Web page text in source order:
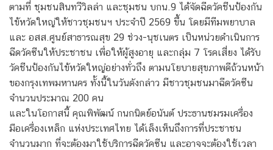
ตามที่ ชุมชนสินทวีวิลล่า และชุมชน บกน.9 ได้จัดฉีดวัคชีนป้องกัน
ไข้หวัดใหญ่ให้ชาวชุมชนฯ ประจำปี 2569 ขึ้น โดยมีทีมพยาบาล
และ อสส.ศูนย์สาธารณสุข 29 ช่วง-นุชเนตร เป็นหน่วยดำเนินการ
ฉีดวัคซีนให้ประชาชน เพื่อให้ผู้สูงอายุ และกลุ่ม 7 โรคเสี่ยง ได้รับ
วัคชีนป้องกันไข้หวัดใหญ่อย่างทั่วถึง ตามนโยบายสุขภาพดีถ้วนหน้า
ของกรุงเทพมหานคร ทั้งนี้ในวันดังกล่าว มีชาวชุมชนมาฉีดวัคซีน
จำนวนประมาณ 200 คน
และในโอกาสนี้ คุณพิพัฒน์ กนกนิตย์อนันต์ ประธานชมรมเครื่อง
มือเครื่องเหล็ก แห่งประเทศไทย ได้เล็งเห็นถึงการที่ประชาชน
จำนวนมาก ที่จะต้องมาใช้บริการฉีดวัคซีน และอาจจะต้องใช้เวลา